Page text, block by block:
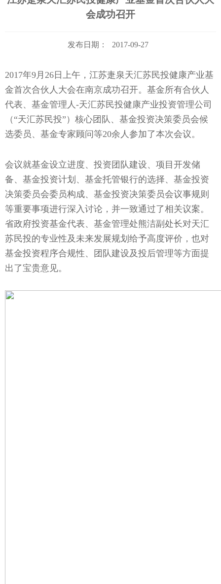
会成功召开
发布日期： 2017-09-27
2017年9月26日上午，江苏疌泉天汇苏民投健康产业基
金首次合伙人大会在南京成功召开。基金所有合伙人
代表、基金管理人-天汇苏民投健康产业投资管理公司
（“天汇苏民投”）核心团队、基金投资决策委员会候
选委员、基金专家顾问等20余人参加了本次会议。
会议就基金设立进度、投资团队建设、项目开发储
备、基金投资计划、基金托管银行的选择、基金投资
决策委员会委员构成、基金投资决策委员会议事规则
等重要事项进行深入讨论，并一致通过了相关议案。
省政府投资基金代表、基金管理处熊洁副处长对天汇
苏民投的专业性及未来发展规划给予高度评价，也对
基金投资程序合规性、团队建设及投后管理等方面提
出了宝贵意见。